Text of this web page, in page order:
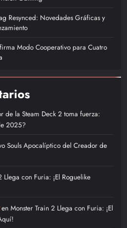
Resynced: Novedades Gráficas y
Modo Cooperativo para Cuatro
de la Steam Deck 2 toma fuerza:
2025?
Souls Apocalíptico del Creador de
Llega con Furia: ¡El Roguelike
en Monster Train 2 Llega con Furia: ¡El